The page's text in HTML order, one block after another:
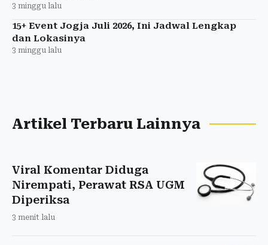
3 minggu lalu
15+ Event Jogja Juli 2026, Ini Jadwal Lengkap
dan Lokasinya
3 minggu lalu
Artikel Terbaru Lainnya
Viral Komentar Diduga
Nirempati, Perawat RSA UGM
Diperiksa
3 menit lalu